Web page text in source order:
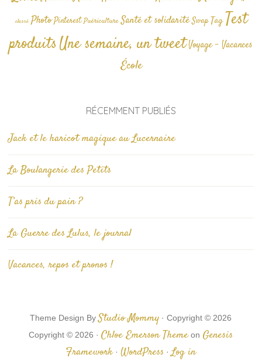
classé Photo Pinterest Puériculture Santé et solidarité Swap TagTest
produitsUne semaine, un tweetVoyage - Vacances
École
RÉCEMMENT PUBLIÉS
Jack et le haricot magique au Lucernaire
La Boulangerie des Petits
T’as pris du pain ?
La Guerre des Lulus, le journal
Vacances, repos et pronos !
Theme Design ByStudio Mommy · Copyright © 2026
Copyright © 2026 ·Chloe Emerson Themeon Genesis
Framework·WordPress ·Log in